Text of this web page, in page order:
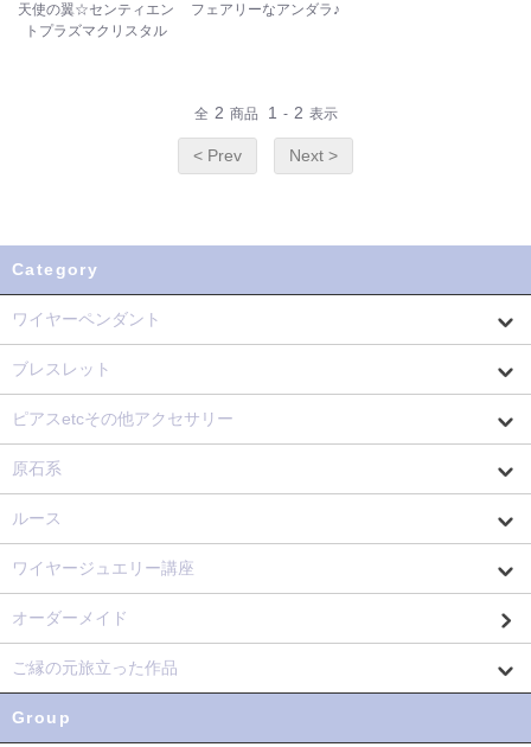
天使の翼☆センティエン
トプラズマクリスタル
フェアリーなアンダラ♪
全 2 商品 1 - 2 表示
< Prev Next >
Category
ワイヤーペンダント
ブレスレット
ピアスetcその他アクセサリー
原石系
ルース
ワイヤージュエリー講座
オーダーメイド
ご縁の元旅立った作品
Group